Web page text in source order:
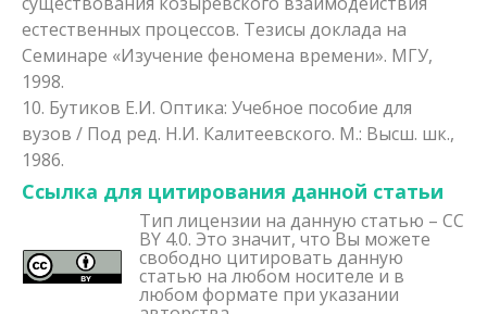
естественных процессов. Тезисы доклада на
Семинаре «Изучение феномена времени». МГУ,
1998.
10. Бутиков Е.И. Оптика: Учебное пособие для
вузов / Под ред. Н.И. Калитеевского. М.: Высш. шк.,
1986.
Ссылка для цитирования данной статьи
Тип лицензии на данную статью – CC
BY 4.0. Это значит, что Вы можете
свободно цитировать данную
статью на любом носителе и в
любом формате при указании